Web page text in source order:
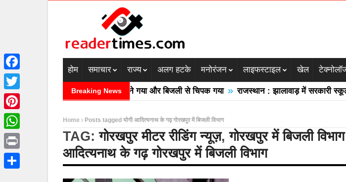
होम समाचार राज्य अलग हटके मनोरंजन लाइफस्टाइल खेल
Breaking News
मलबा क्रिकेट की बाल उठाने गया और बिजली से चिपक गया » राजस्थान : झालावाड़ में सरकारी स्कूल
Home Posts tagged योगी आदित्यनाथ के गढ़ गोरखपुर में बिजली विभाग
TAG:गोरखपुर मीटर रीडिंग न्यूज़,गोरखपुर में बिजली
आदित्यनाथ के गढ़ गोरखपुर में बिजली विभाग
Facebook
Twitter
Pinterest
WhatsApp
Print